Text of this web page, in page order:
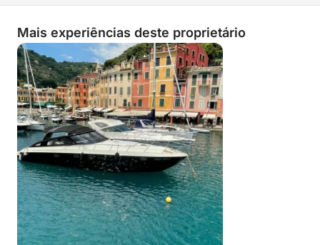
Mais experiências deste proprietário